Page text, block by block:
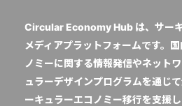
Circular Economy Hub は、サー
メディアプラットフォームです。
ノミーに関する情報発信やネット
ュラーデザインプログラムを通じ
ーキュラーエコノミー移行を支援し